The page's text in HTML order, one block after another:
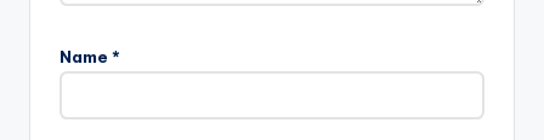
Name *